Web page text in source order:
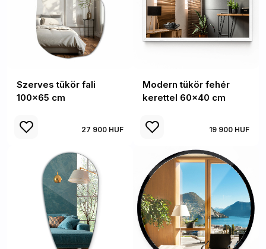
Szerves tükör fali
100x65 cm
27 900 HUF
Modern tükör fehér
kerettel 60x40 cm
19 900 HUF